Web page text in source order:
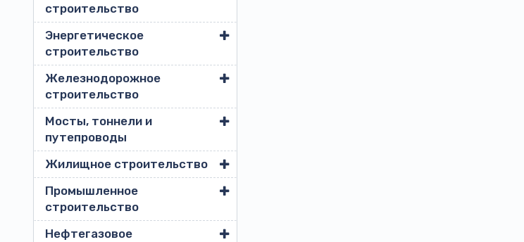
строительство
Энергетическое
строительство
Железнодорожное
строительство
Мосты, тоннели и
путепроводы
Жилищное строительство
Промышленное
строительство
Нефтегазовое